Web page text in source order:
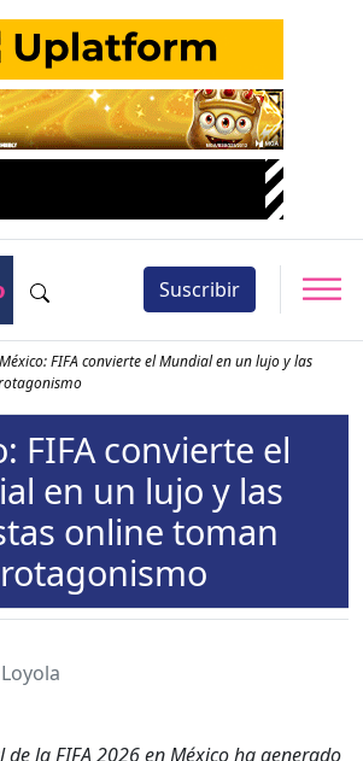
Suscribir
México: FIFA convierte el Mundial en un lujo y las
FIFA convierte el
en un lujo y las
online toman
de la FIFA 2026 en Méx­i­co ha gen­er­a­do